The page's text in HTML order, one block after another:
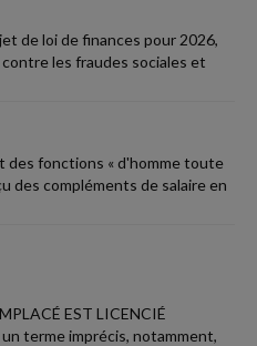
de loi de finances pour 2026,
les fraudes sociales et
des fonctions « d'homme toute
des compléments de salaire en
EST LICENCIÉ
terme imprécis, notamment,